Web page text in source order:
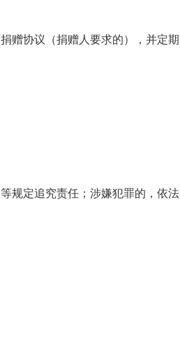
赠协议（捐赠人要求的），并定期
规定追究责任；涉嫌犯罪的，依法